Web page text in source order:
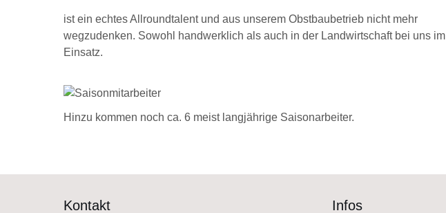
ist ein echtes Allroundtalent und aus unserem Obstbaubetrieb nicht mehr
wegzudenken. Sowohl handwerklich als auch in der Landwirtschaft bei uns im
Einsatz.
Hinzu kommen noch ca. 6 meist langjährige Saisonarbeiter.
Kontakt Infos